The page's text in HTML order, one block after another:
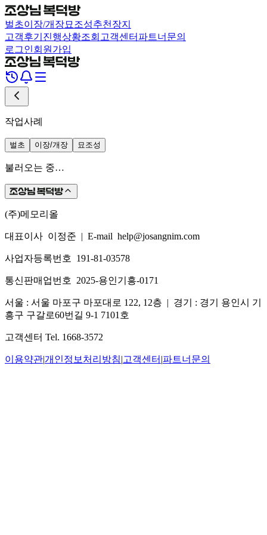
벌초이장/개장묘조성추천장지
고객후기 진행상황조회 고객센터 파트너문의
로그인회원가입
작업사례
벌초 이장/개장 묘조성
불러오는 중…
(주)메모리올
대표이사 이정준 | E-mail help@josangnim.com
사업자등록번호 191-81-03578
통신판매업번호 2025-용인기흥-0171
서울 : 서울 마포구 마포대로 122, 12층 | 경기 : 경기 용인시 기
흥구 구갈로60번길 9-1 7101호
고객센터 Tel. 1668-3572
이용약관|개인정보처리방침|고객센터 |파트너문의